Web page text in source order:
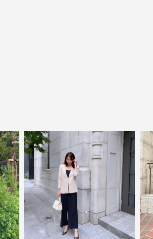
鮮度アップを重ねつづける、大人の女性
のためのスーツファッション
オフィスやマザーシーンで活躍するセレモニースー
ツ。気負わずに着て頂ける素敵な一枚...それがFloliaの